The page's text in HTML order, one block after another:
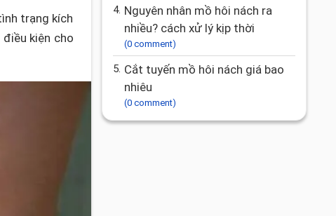
trạng kích
kiện cho
4. Nguyên nhân mồ hôi nách ra
nhiều? cách xử lý kịp thời
(0 comment)
5. Cắt tuyến mồ hôi nách giá bao
nhiêu
(0 comment)